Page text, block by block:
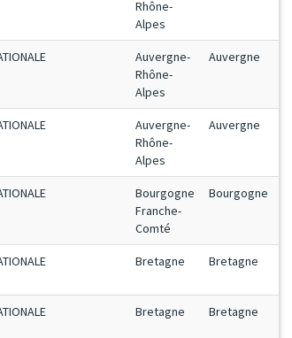
Rhône-
Alpes
Auvergne-
Rhône-
Alpes
Auvergne
Auvergne-
Rhône-
Alpes
Auvergne
Bourgogne
Franche-
Comté
Bourgogne
Bretagne Bretagne
Bretagne Bretagne